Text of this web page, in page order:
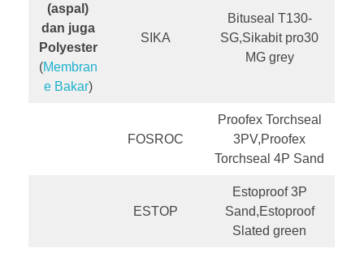
(aspal)
dan juga
Polyester
(Membran
e Bakar)
SIKA
Bituseal T130-
SG,Sikabit pro30
MG grey
FOSROC
Proofex Torchseal
3PV,Proofex
Torchseal 4P Sand
ESTOP
Estoproof 3P
Sand,Estoproof
Slated green